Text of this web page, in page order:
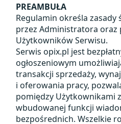
PREAMBUŁA
Regulamin określa zasady
przez Administratora oraz
Użytkowników Serwisu.
Serwis opix.pl jest
ogłoszeniowym
transakcji sprzedaży,
i oferowania pracy,
pomiędzy Użytkownikami
wbudowanej funkcji
bezpośrednich. Wszelkie